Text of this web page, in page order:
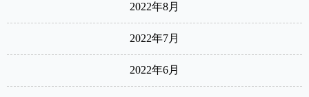
2022年8月
2022年7月
2022年6月